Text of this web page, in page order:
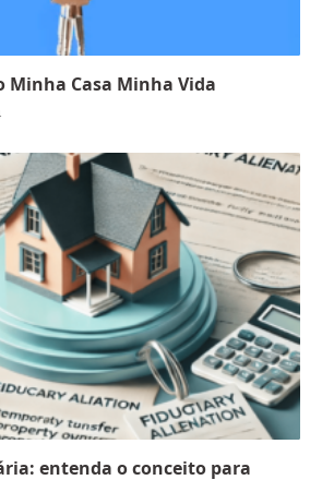
Minha Casa Minha Vida
entenda o conceito para